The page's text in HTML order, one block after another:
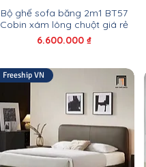
Bộ ghế sofa băng 2m1 BT57
Cobin xám lông chuột giá rẻ
Giá
6.600.000 ₫
Freeship VN